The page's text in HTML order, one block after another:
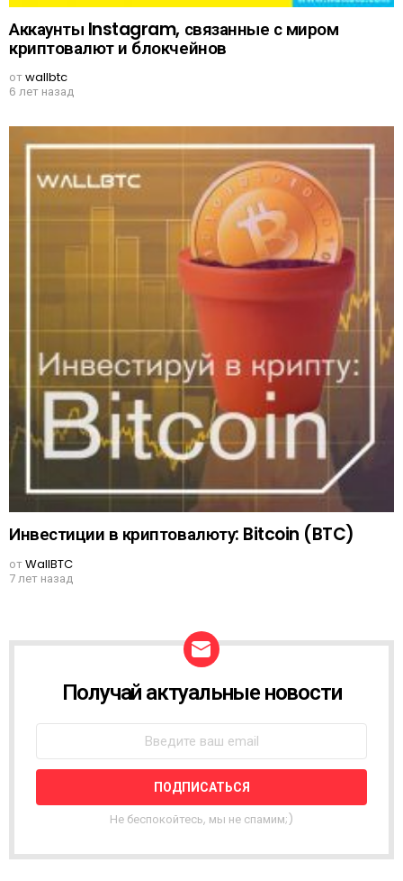
Аккаунты Instagram, связанные с миром
криптовалют и блокчейнов
отwallbtc
6 лет назад
Инвестиции в криптовалюту: Bitcoin (BTC)
отWallBTC
7 лет назад
W
L
T
R
Получай актуальные новости
Не беспокойтесь, мы не спамим;)